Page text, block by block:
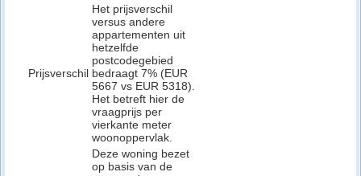
Prijsverschil
Het prijsverschil
versus andere
appartementen uit
hetzelfde
postcodegebied
bedraagt 7% (EUR
5667 vs EUR 5318).
Het betreft hier de
vraagprijs per
vierkante meter
woonoppervlak.
Deze woning bezet
op basis van de